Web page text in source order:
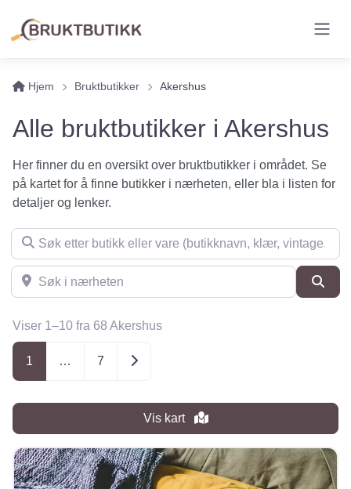
Hjem Bruktbutikker Akershus
Alle bruktbutikker i Akershus
Her finner du en oversikt over bruktbutikker i området. Se
på kartet for å finne butikker i nærheten, eller bla i listen for
detaljer og lenker.
Søk etter butikk eller vare (butikknavn, klær, vintage, møbler
Søk i nærheten
Viser 1–10 fra 68 Akershus
Posts navigation
1 … 7 Older posts
Vis kart